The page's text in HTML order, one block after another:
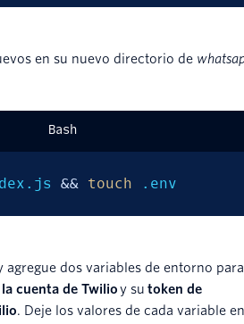
en su nuevo directorio de
Bash
&& touch .env
agregue dos variables de entorno para
la cuenta de Twilioy su token de
. Deje los valores de cada variable en